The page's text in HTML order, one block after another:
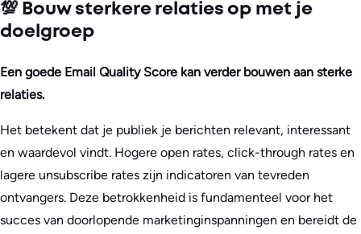
💯 Bouw sterkere relaties op met je
doelgroep
Een goede Email Quality Score kan verder bouwen aan sterke
relaties.
Het betekent dat je publiek je berichten relevant, interessant
en waardevol vindt. Hogere open rates, click-through rates en
lagere unsubscribe rates zijn indicatoren van tevreden
ontvangers. Deze betrokkenheid is fundamenteel voor het
succes van doorlopende marketinginspanningen en bereidt de